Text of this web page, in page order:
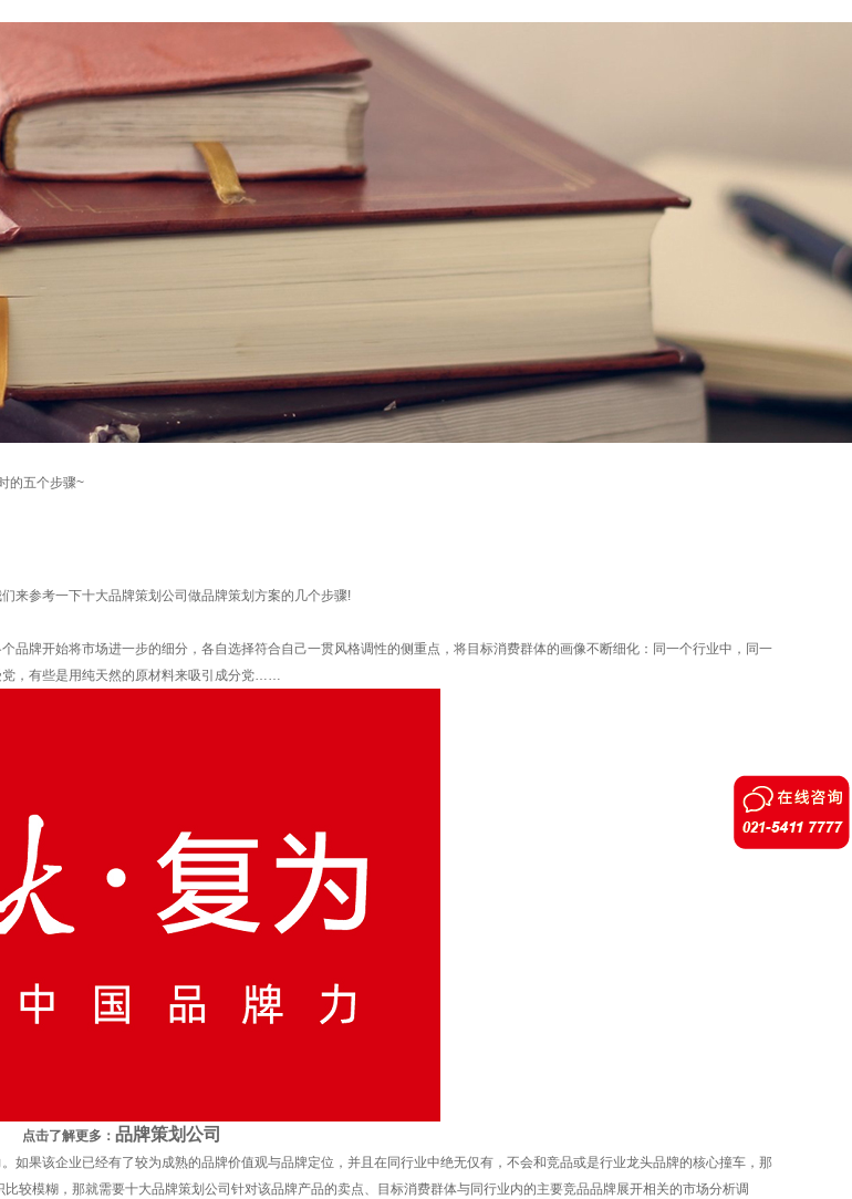
的五个步骤~
来参考一下十大品牌策划公司做品牌策划方案的几个步骤!
牌开始将市场进一步的细分，各自选择符合自己一贯风格调性的侧重点，将目标消费群体的画像不断细化：同一个行业中，同一
党，有些是用纯天然的原材料来吸引成分党……
点击了解更多： 品牌策划公司
果该企业已经有了较为成熟的品牌价值观与品牌定位，并且在同行业中绝无仅有，不会和竞品或是行业龙头品牌的核心撞车，那
较模糊，那就需要十大品牌策划公司针对该品牌产品的卖点、目标消费群体与同行业内的主要竞品品牌展开相关的市场分析调